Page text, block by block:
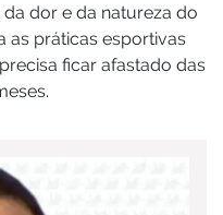
dor e da natureza do
as práticas esportivas
ficar afastado das